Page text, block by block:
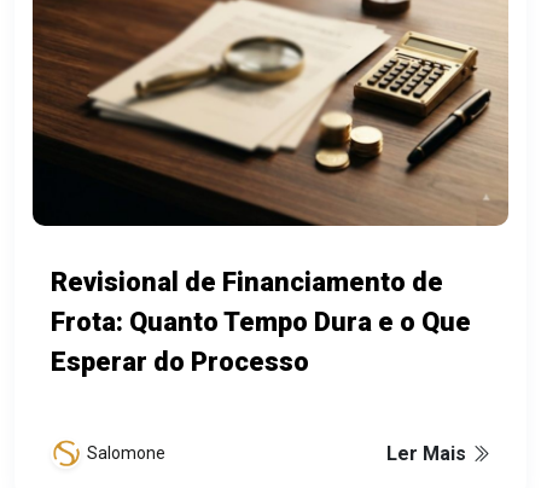
Revisional de Financiamento de
Frota: Quanto Tempo Dura e o Que
Esperar do Processo
Salomone Ler Mais